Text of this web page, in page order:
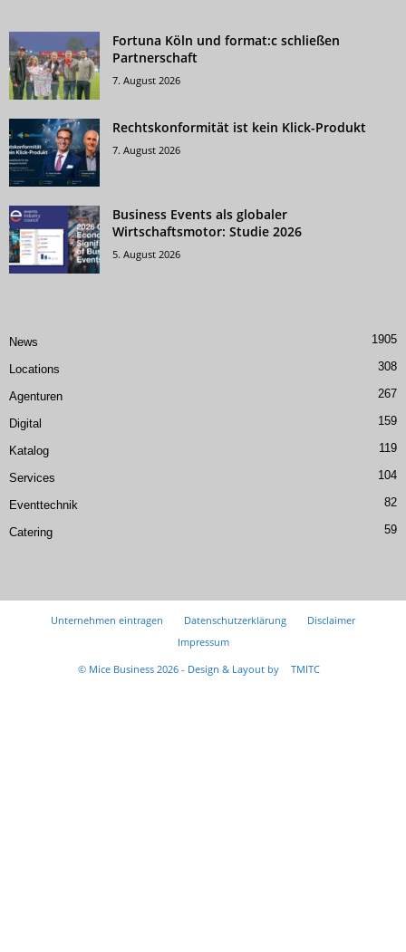
Fortuna Köln und format:c schließen
Partnerschaft
7. August 2026
Rechtskonformität ist kein Klick-Produkt
7. August 2026
Business Events als globaler
Wirtschaftsmotor: Studie 2026
5. August 2026
News 1905
Locations 308
Agenturen 267
Digital 159
Katalog 119
Services 104
Eventtechnik 82
Catering 59
Unternehmen eintragen Datenschutzerklärung
Disclaimer
Impressum
© Mice Business 2026 - Design & Layout by
TMITC